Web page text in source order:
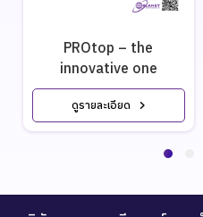
ดูรายละเอียด
PROtop – the
innovative one